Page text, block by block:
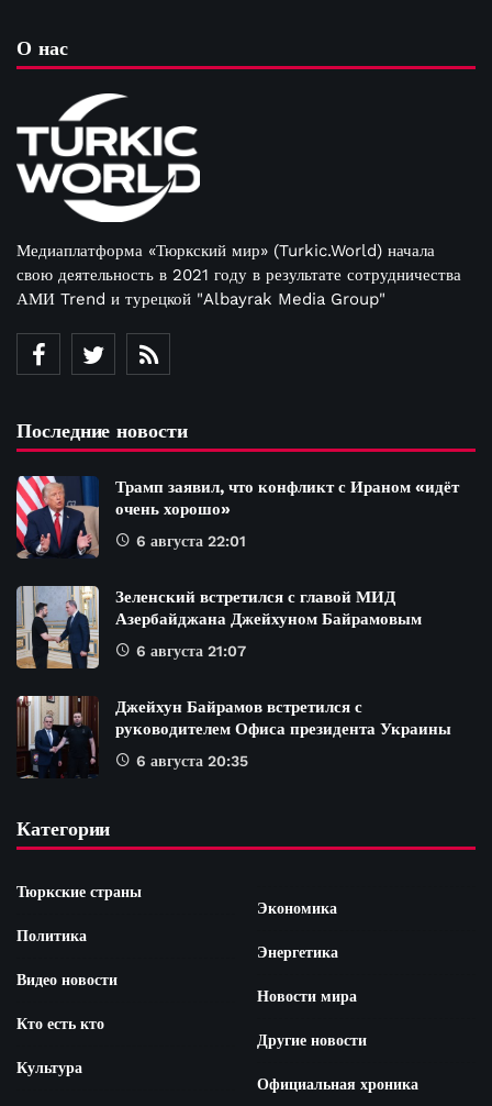
О нас
Медиаплатформа «Тюркский мир» (Turkic.World) начала
свою деятельность в 2021 году в результате сотрудничества
АМИ Trend и турецкой "Albayrak Media Group"
Последние новости
Трамп заявил, что конфликт с Ираном «идёт
очень хорошо»
6 августа 22:01
Зеленский встретился с главой МИД
Азербайджана Джейхуном Байрамовым
6 августа 21:07
Джейхун Байрамов встретился с
руководителем Офиса президента Украины
6 августа 20:35
Категории
Тюркские страны
Политика
Видео новости
Кто есть кто
Культура
Экономика
Энергетика
Новости мира
Другие новости
Официальная хроника